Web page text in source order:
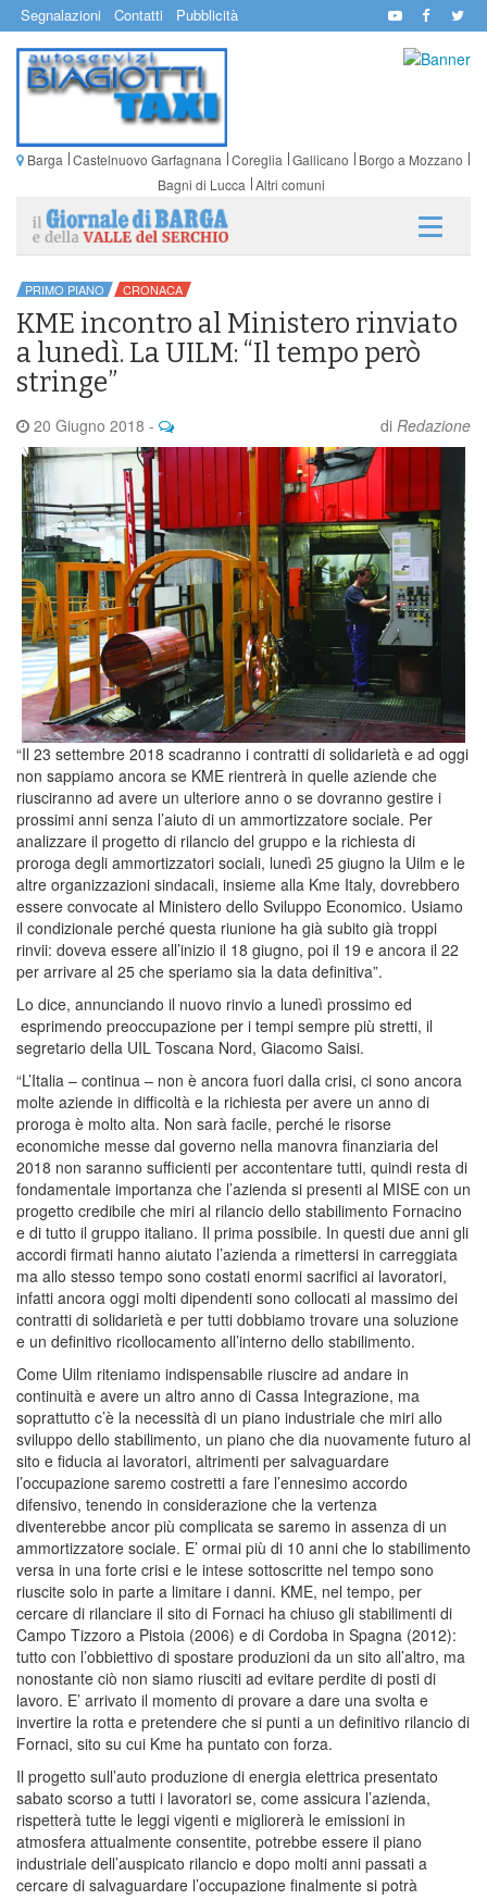
Segnalazioni Contatti Pubblicità
Barga Castelnuovo Garfagnana Coreglia Gallicano
Borgo a Mozzano
Bagni di Lucca Altri comuni
PRIMO PIANO CRONACA
KME incontro al Ministero rinviato
a lunedì. La UILM: “Il tempo però
stringe”
20 Giugno 2018 - di Redazione
“Il 23 settembre 2018 scadranno i contratti di solidarietà e ad oggi
non sappiamo ancora se KME rientrerà in quelle aziende che
riusciranno ad avere un ulteriore anno o se dovranno gestire i
prossimi anni senza l’aiuto di un ammortizzatore sociale. Per
analizzare il progetto di rilancio del gruppo e la richiesta di
proroga degli ammortizzatori sociali, lunedì 25 giugno la Uilm e le
altre organizzazioni sindacali, insieme alla Kme Italy, dovrebbero
essere convocate al Ministero dello Sviluppo Economico. Usiamo
il condizionale perché questa riunione ha già subito già troppi
rinvii: doveva essere all’inizio il 18 giugno, poi il 19 e ancora il 22
per arrivare al 25 che speriamo sia la data definitiva”.
Lo dice, annunciando il nuovo rinvio a lunedì prossimo ed
esprimendo preoccupazione per i tempi sempre più stretti, il
segretario della UIL Toscana Nord, Giacomo Saisi.
“L’Italia – continua – non è ancora fuori dalla crisi, ci sono ancora
molte aziende in difficoltà e la richiesta per avere un anno di
proroga è molto alta. Non sarà facile, perché le risorse
economiche messe dal governo nella manovra finanziaria del
2018 non saranno sufficienti per accontentare tutti, quindi resta di
fondamentale importanza che l’azienda si presenti al MISE con un
progetto credibile che miri al rilancio dello stabilimento Fornacino
e di tutto il gruppo italiano. Il prima possibile. In questi due anni gli
accordi firmati hanno aiutato l’azienda a rimettersi in carreggiata
ma allo stesso tempo sono costati enormi sacrifici ai lavoratori,
infatti ancora oggi molti dipendenti sono collocati al massimo dei
contratti di solidarietà e per tutti dobbiamo trovare una soluzione
e un definitivo ricollocamento all’interno dello stabilimento.
Come Uilm riteniamo indispensabile riuscire ad andare in
continuità e avere un altro anno di Cassa Integrazione, ma
soprattutto c’è la necessità di un piano industriale che miri allo
sviluppo dello stabilimento, un piano che dia nuovamente futuro al
sito e fiducia ai lavoratori, altrimenti per salvaguardare
l’occupazione saremo costretti a fare l’ennesimo accordo
difensivo, tenendo in considerazione che la vertenza
diventerebbe ancor più complicata se saremo in assenza di un
ammortizzatore sociale. E’ ormai più di 10 anni che lo stabilimento
versa in una forte crisi e le intese sottoscritte nel tempo sono
riuscite solo in parte a limitare i danni. KME, nel tempo, per
cercare di rilanciare il sito di Fornaci ha chiuso gli stabilimenti di
Campo Tizzoro a Pistoia (2006) e di Cordoba in Spagna (2012):
tutto con l’obbiettivo di spostare produzioni da un sito all’altro, ma
nonostante ciò non siamo riusciti ad evitare perdite di posti di
lavoro. E’ arrivato il momento di provare a dare una svolta e
invertire la rotta e pretendere che si punti a un definitivo rilancio di
Fornaci, sito su cui Kme ha puntato con forza.
Il progetto sull’auto produzione di energia elettrica presentato
sabato scorso a tutti i lavoratori se, come assicura l’azienda,
rispetterà tutte le leggi vigenti e migliorerà le emissioni in
atmosfera attualmente consentite, potrebbe essere il piano
industriale dell’auspicato rilancio e dopo molti anni passati a
cercare di salvaguardare l’occupazione finalmente si potrà